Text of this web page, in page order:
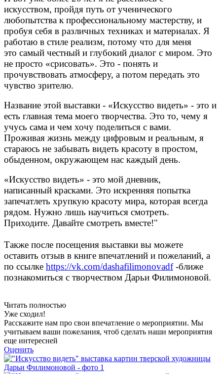
искусством, пройдя путь от ученического
любопытства к профессиональному мастерству, и
пробуя себя в различных техниках и материалах. Я
работаю в стиле реализм, потому что для меня
это самый честный и глубокий диалог с миром. Это
не просто «срисовать». Это - понять и
прочувствовать атмосферу, а потом передать это
чувство зрителю.
Название этой выставки - «Искусство видеть» - это и
есть главная тема моего творчества. Это то, чему я
учусь сама и чем хочу поделиться с вами.
Проживая жизнь между цифровым и реальным, я
стараюсь не забывать видеть красоту в простом,
обыденном, окружающем нас каждый день.
«Искусство видеть» - это мой дневник,
написанный красками. Это искренняя попытка
запечатлеть хрупкую красоту мира, которая всегда
рядом. Нужно лишь научиться смотреть.
Приходите. Давайте смотреть вместе!"
Также после посещения выставки вы можете
оставить отзыв в книге впечатлений и пожеланий, а
по ссылке https://vk.com/dashafilimonovadf-ближе
познакомиться с творчеством Дарьи Филимоновой.
Читать полностью
Уже сходил!
Расскажите нам про свои впечатление о мероприятии. Мы
учитываем ваши пожелания, чтоб сделать наши мероприятия
еще интересней
Оценить